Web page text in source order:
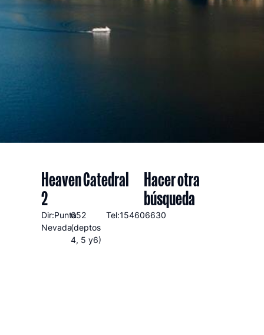
Heaven Catedral
2
Dir:Punta
Nevada
652
(deptos
4, 5 y6)
Tel:154606630
Hacer otra
búsqueda